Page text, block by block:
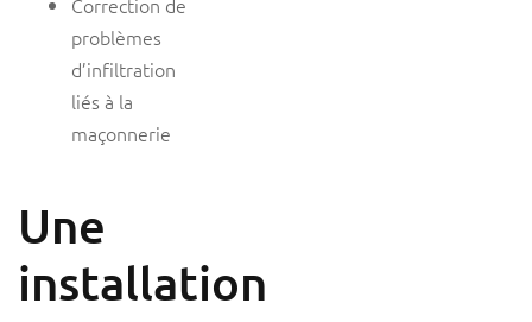
Correction de
problèmes
d’infiltration
liés à la
maçonnerie
Une
installation